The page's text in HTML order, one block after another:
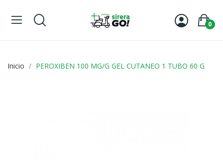
0
Inicio PEROXIBEN 100 MG/G GEL CUTANEO 1 TUBO 60 G